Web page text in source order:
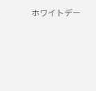
ホワイトデー